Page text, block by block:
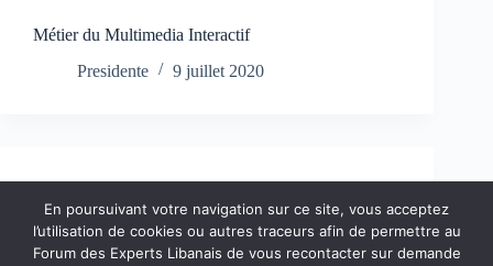
Métier du Multimedia Interactif
Presidente
9 juillet 2020
Libanais,La crise économique et financière au
Liban: Quelles solutions pour rétablir la
confiance?,Liban,Même les petits dons
En poursuivant votre navigation sur ce site, vous acceptez
l’utilisation de cookies ou autres traceurs afin de permettre au
Forum des Experts Libanais de vous recontacter sur demande